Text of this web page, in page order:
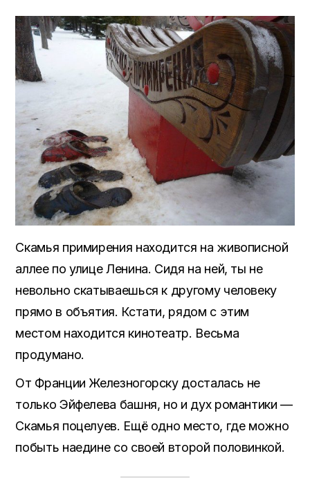
Скамья примирения находится на живописной
аллее по улице Ленина. Сидя на ней, ты не
невольно скатываешься к другому человеку
прямо в объятия. Кстати, рядом с этим
местом находится кинотеатр. Весьма
продумано.
От Франции Железногорску досталась не
только Эйфелева башня, но и дух романтики —
Скамья поцелуев. Ещё одно место, где можно
побыть наедине со своей второй половинкой.